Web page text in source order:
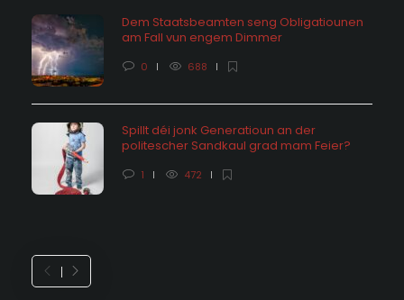
Dem Staatsbeamten seng Obligatiounen
am Fall vun engem Dimmer
0 688
Spillt déi jonk Generatioun an der
politescher Sandkaul grad mam Feier?
1 472